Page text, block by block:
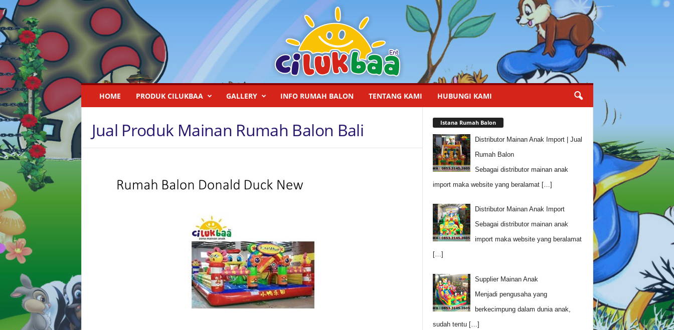
s
t
a
u
l
u
k
b
a
HOME PRODUK CILUKBAA GALLERY INFO RUMAH BALON TENTANG KAMI HUBUNGI KAMI
Jual Produk Mainan Rumah Balon Bali Istana Rumah Balon
Distributor Mainan Anak Import | Jual
Rumah Balon
Sebagai distributor mainan anak
import maka website yang beralamat […]
Distributor Mainan Anak Import
Sebagai distributor mainan anak
import maka website yang beralamat
[…]
Supplier Mainan Anak
Menjadi pengusaha yang
berkecimpung dalam dunia anak,
sudah tentu […]